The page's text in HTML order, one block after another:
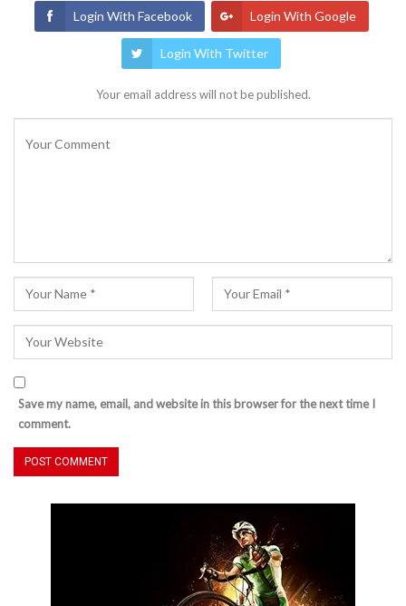
Login With Facebook Login With Google
Login With Twitter
Your email address will not be published.
Save my name, email, and website in this browser for the next time I
comment.